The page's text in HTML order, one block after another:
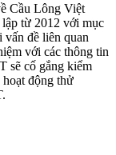
Cầu Lông Việt
từ 2012 với mục
vấn đề liên quan
với các thông tin
sẽ cố gắng kiểm
hoạt động thử